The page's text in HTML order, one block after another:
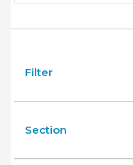
filter
Section